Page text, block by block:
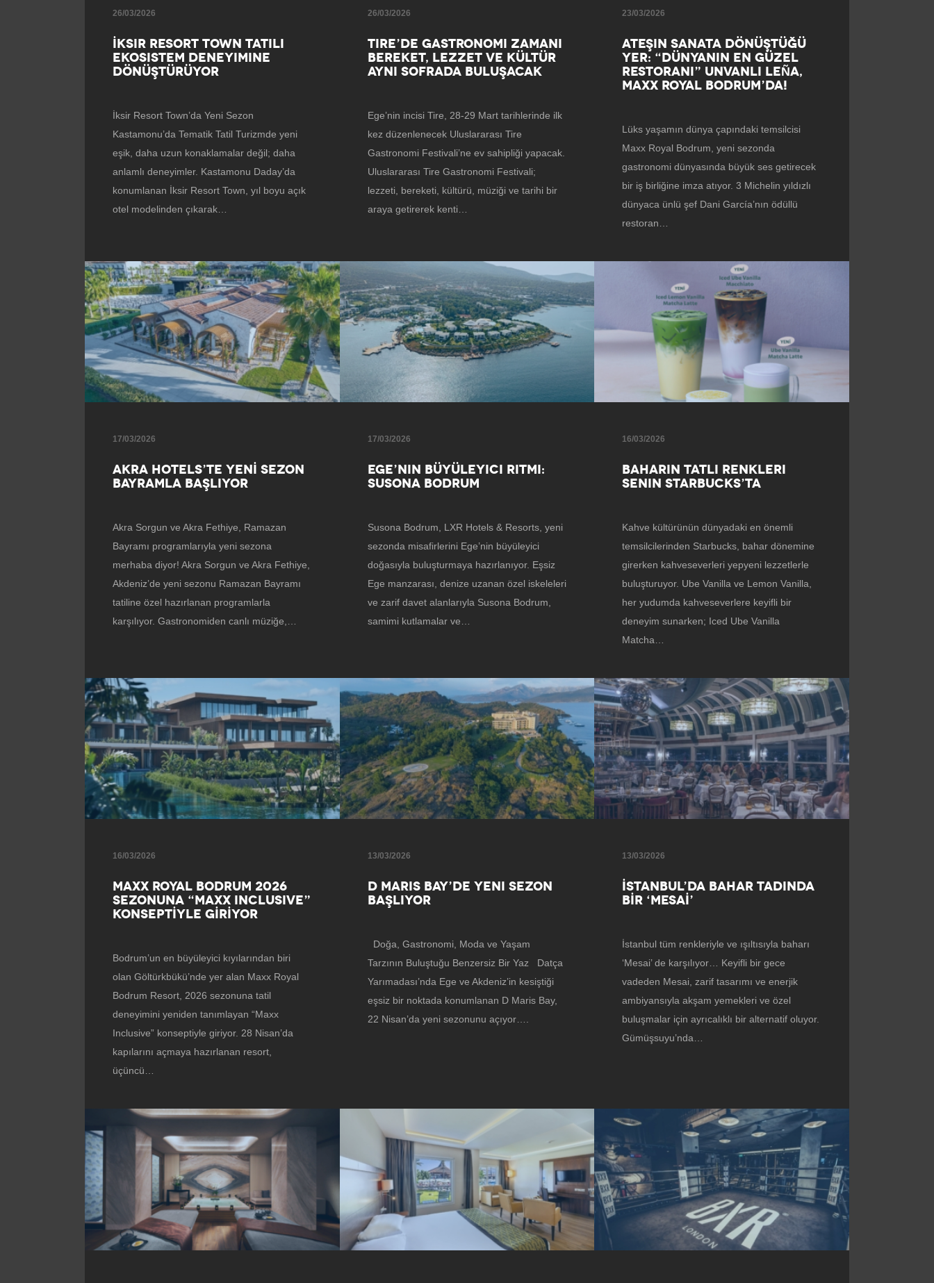
26/03/2026
İKSIR RESORT TOWN TATILI
EKOSISTEM DENEYIMINE
DÖNÜŞTÜRÜYOR
İksir Resort Town’da Yeni Sezon
Kastamonu’da Tematik Tatil Turizmde yeni
eşik, daha uzun konaklamalar değil; daha
anlamlı deneyimler. Kastamonu Daday’da
konumlanan İksir Resort Town, yıl boyu açık
otel modelinden çıkarak…
26/03/2026
TIRE’DE GASTRONOMI ZAMANI
BEREKET, LEZZET VE KÜLTÜR
AYNI SOFRADA BULUŞACAK
Ege’nin incisi Tire, 28-29 Mart tarihlerinde ilk
kez düzenlenecek Uluslararası Tire
Gastronomi Festivali’ne ev sahipliği yapacak.
Uluslararası Tire Gastronomi Festivali;
lezzeti, bereketi, kültürü, müziği ve tarihi bir
araya getirerek kenti…
23/03/2026
ATEŞIN SANATA DÖNÜŞTÜĞÜ
YER: “DÜNYANIN EN GÜZEL
RESTORANI” UNVANLI LEÑA,
MAXX ROYAL BODRUM’DA!
Lüks yaşamın dünya çapındaki temsilcisi
Maxx Royal Bodrum, yeni sezonda
gastronomi dünyasında büyük ses getirecek
bir iş birliğine imza atıyor. 3 Michelin yıldızlı
dünyaca ünlü şef Dani García’nın ödüllü
restoran…
17/03/2026
AKRA HOTELS’TE YENİ SEZON
BAYRAMLA BAŞLIYOR
Akra Sorgun ve Akra Fethiye, Ramazan
Bayramı programlarıyla yeni sezona
merhaba diyor! Akra Sorgun ve Akra Fethiye,
Akdeniz’de yeni sezonu Ramazan Bayramı
tatiline özel hazırlanan programlarla
karşılıyor. Gastronomiden canlı müziğe,…
17/03/2026
EGE’NIN BÜYÜLEYICI RITMI:
SUSONA BODRUM
Susona Bodrum, LXR Hotels & Resorts, yeni
sezonda misafirlerini Ege’nin büyüleyici
doğasıyla buluşturmaya hazırlanıyor. Eşsiz
Ege manzarası, denize uzanan özel iskeleleri
ve zarif davet alanlarıyla Susona Bodrum,
samimi kutlamalar ve…
16/03/2026
BAHARIN TATLI RENKLERI
SENIN STARBUCKS’TA
Kahve kültürünün dünyadaki en önemli
temsilcilerinden Starbucks, bahar dönemine
girerken kahveseverleri yepyeni lezzetlerle
buluşturuyor. Ube Vanilla ve Lemon Vanilla,
her yudumda kahveseverlere keyifli bir
deneyim sunarken; Iced Ube Vanilla
Matcha…
16/03/2026
MAXX ROYAL BODRUM 2026
SEZONUNA “MAXX INCLUSIVE”
KONSEPTİYLE GİRİYOR
Bodrum’un en büyüleyici kıyılarından biri
olan Göltürkbükü’nde yer alan Maxx Royal
Bodrum Resort, 2026 sezonuna tatil
deneyimini yeniden tanımlayan “Maxx
Inclusive” konseptiyle giriyor. 28 Nisan’da
kapılarını açmaya hazırlanan resort,
üçüncü…
13/03/2026
D MARIS BAY’DE YENI SEZON
BAŞLIYOR
Doğa, Gastronomi, Moda ve Yaşam
Tarzının Buluştuğu Benzersiz Bir Yaz Datça
Yarımadası’nda Ege ve Akdeniz’in kesiştiği
eşsiz bir noktada konumlanan D Maris Bay,
22 Nisan’da yeni sezonunu açıyor….
13/03/2026
İSTANBUL’DA BAHAR TADINDA
BİR ‘MESAİ’
İstanbul tüm renkleriyle ve ışıltısıyla baharı
‘Mesai’ de karşılıyor… Keyifli bir gece
vadeden Mesai, zarif tasarımı ve enerjik
ambiyansıyla akşam yemekleri ve özel
buluşmalar için ayrıcalıklı bir alternatif oluyor.
Gümüşsuyu’nda…